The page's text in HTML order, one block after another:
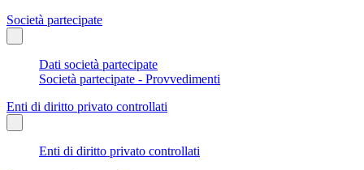
Società partecipate
Dati società partecipate
Società partecipate - Provvedimenti
Enti di diritto privato controllati
Enti di diritto privato controllati